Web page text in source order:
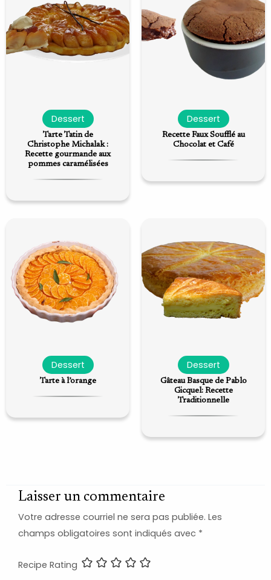
Dessert
Tarte Tatin de
Christophe Michalak :
Recette gourmande aux
pommes caramélisées
Dessert
Recette Faux Soufflé au
Chocolat et Café
Dessert
Tarte à l’orange
Dessert
Gâteau Basque de Pablo
Gicquel: Recette
Traditionnelle
Laisser un commentaire
Votre adresse courriel ne sera pas publiée. Les
champs obligatoires sont indiqués avec *
Recipe Rating